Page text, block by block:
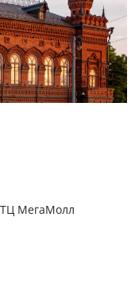
Еще 7 фото
ТЦ МегаМолл